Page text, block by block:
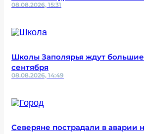
08.08.2026, 15:31
Школы Заполярья ждут большие
сентября
08.08.2026, 14:49
Северяне пострадали в аварии